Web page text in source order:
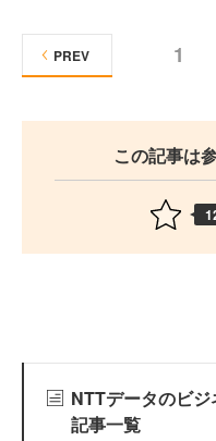
1
PREV
この記事は
NTTデータのビ
記事一覧